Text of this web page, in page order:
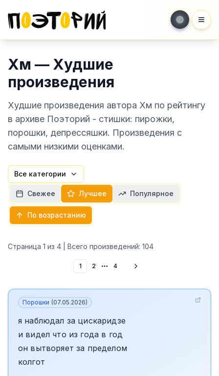
Хм — Худшие
произведения
Худшие произведения автора Хм по рейтингу
в архиве Поэторий - стишки: пирожки,
порошки, депрессяшки. Произведения с
самыми низкими оценками.
Все категории
Свежее Лучшее Популярное
По возрастанию
Страница 1 из 4 | Всего произведений: 104
1 2 More pages
4
Порошки (07.05.2026)
я наблюдал за цискаридзе
и видел что из года в год
он вытворяет за пределом
колгот